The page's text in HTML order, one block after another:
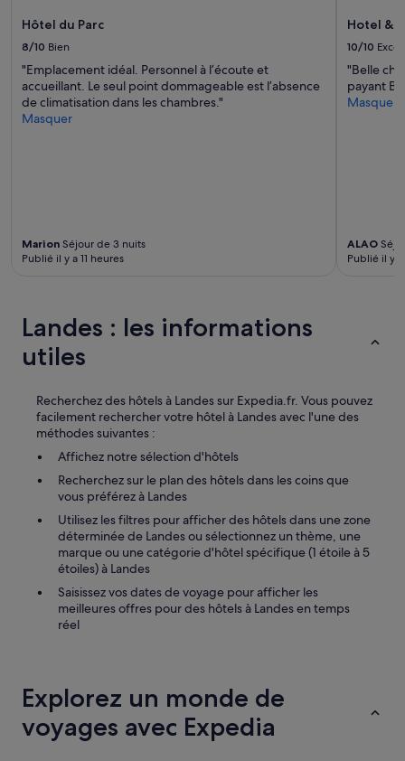
Hôtel du Parc
8/10 Bien
"Emplacement idéal. Personnel à l’écoute et
accueillant. Le seul point dommageable est l’absence
de climatisation dans les chambres."
Masquer
Marion Séjour de 3 nuits
Publié il y a 11 heures
Hotel &
10/10
"Belle
payant
Masquer
ALAO
Publié il y
Landes : les informations
utiles
Recherchez des hôtels à Landes sur Expedia.fr. Vous pouvez
facilement rechercher votre hôtel à Landes avec l'une des
méthodes suivantes :
Affichez notre sélection d'hôtels
Recherchez sur le plan des hôtels dans les coins que
vous préférez à Landes
Utilisez les filtres pour afficher des hôtels dans une zone
déterminée de Landes ou sélectionnez un thème, une
marque ou une catégorie d'hôtel spécifique (1 étoile à 5
étoiles) à Landes
Saisissez vos dates de voyage pour afficher les
meilleures offres pour des hôtels à Landes en temps
réel
Explorez un monde de
voyages avec Expedia